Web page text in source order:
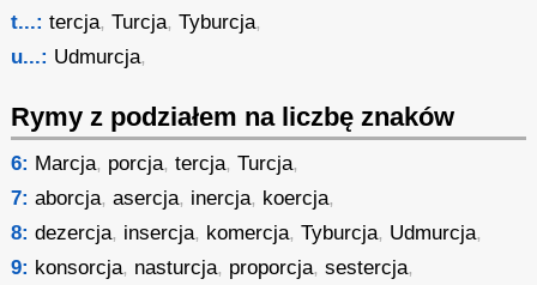
t...: tercja,Turcja,Tyburcja,
u...: Udmurcja,
Rymy z podziałem na liczbę znaków
6: Marcja, porcja,tercja,Turcja,
7: aborcja,asercja, inercja, koercja,
8: dezercja, insercja, komercja,Tyburcja, Udmurcja,
9: konsorcja, nasturcja, proporcja,sestercja,